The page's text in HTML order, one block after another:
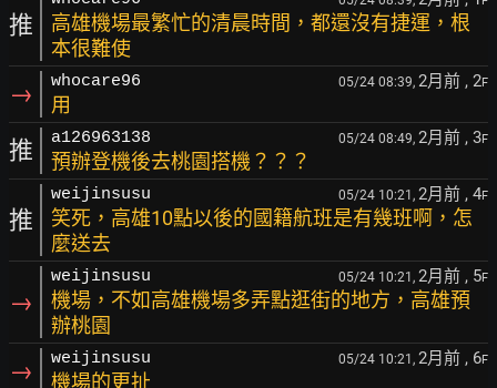
推
高雄機場最繁忙的清晨時間，都還沒有捷運，根
本很難使
→ whocare96 05/24 08:39, 2月前 , 2F
用
推 a126963138 05/24 08:49, 2月前 , 3F
預辦登機後去桃園搭機？？？
推
weijinsusu 05/24 10:21, 2月前 , 4F
笑死，高雄10點以後的國籍航班是有幾班啊，怎
麼送去
→
weijinsusu 05/24 10:21, 2月前 , 5F
機場，不如高雄機場多弄點逛街的地方，高雄預
辦桃園
→ weijinsusu 05/24 10:21, 2月前 , 6F
機場的更扯